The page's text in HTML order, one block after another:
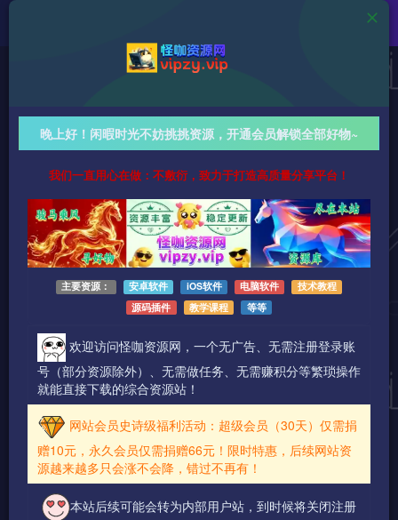
家常菜做法大全 v6.5.1 去广告纯净版，从厨房小白到
料理达人，智能配菜+视频教学，轻松搞定三餐！
789字 阅读时长约4分钟 2025-11-09 更新
作者：怪咖
热度：46
0条评论 作者已发布3745篇文章
晚上好！闲暇时光不妨挑挑资源，开通会员解锁全部好物~
我们一直用心在做：不敷衍，致力于打造高质量分享平台！
主要资源： 安卓软件 iOS软件 电脑软件
技术教程
源码插件
教学课程 等等
欢迎访问怪咖资源网，一个无广告、无需注册登录账
号（部分资源除外）、无需做任务、无需赚积分等繁琐操作
就能直接下载的综合资源站！
网站会员史诗级福利活动：超级会员（30天）仅需捐
赠10元，永久会员仅需捐赠66元！限时特惠，后续网站资
源越来越多只会涨不会降，错过不再有！
本站后续可能会转为内部用户站，到时候将关闭注册